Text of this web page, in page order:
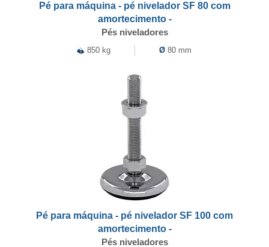
Pé para máquina - pé nivelador SF 80 com
amortecimento -
Pés niveladores
850 kg Ø 80 mm
Pé para máquina - pé nivelador SF 100 com
amortecimento -
Pés niveladores